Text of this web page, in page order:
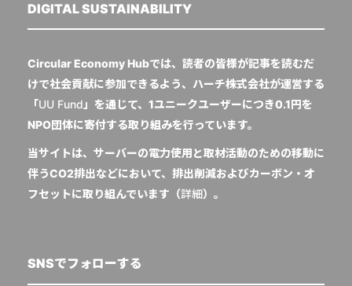
DIGITAL SUSTAINABILITY
Circular Economy Hubでは、読者の皆様が記事を読むだ
けで社会貢献に参加できるよう、ハーチ株式会社が運営する
「UU Fund 」を通じて、1ユニークユーザーにつき0.1円を
NPO団体に寄付する取り組みを行っています。
当サイトは、サーバーの電力使用と取材活動のための移動に
伴うCO2排出などにおいて、排出削減およびカーボン・オ
フセットに取り組んでいます（詳細）。
SNSでフォローする